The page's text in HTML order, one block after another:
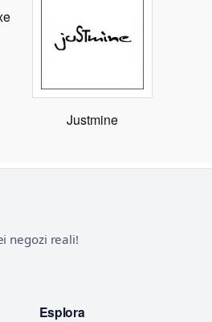
Justmine
negozi reali!
Esplora